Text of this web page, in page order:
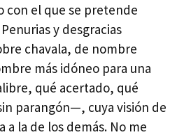
con el que se pretende
y desgracias
chavala, de nombre
más idóneo para una
qué acertado, qué
parangón—, cuya visión de
a la de los demás. No me